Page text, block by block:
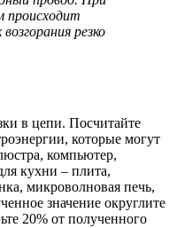
происходит
резко
в цепи. Посчитайте
которые могут
компьютер,
кухни – плита,
микроволновая печь,
значение округлите
20% от полученного